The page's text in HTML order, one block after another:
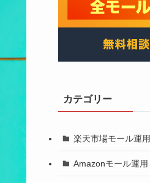
カテゴリー
楽天市場モール運用
Amazonモール運用